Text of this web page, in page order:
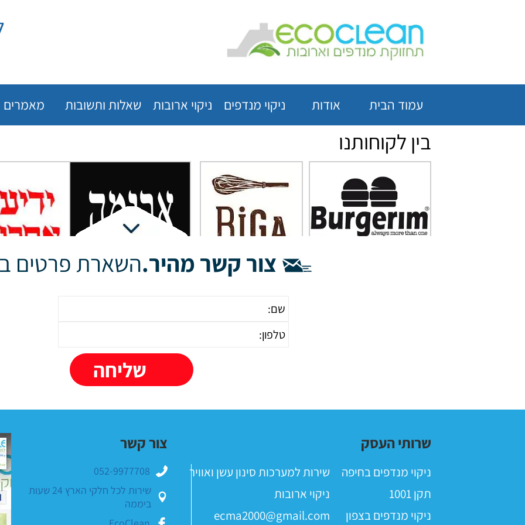
עמוד הבית אודות ניקוי מנדפים ניקוי ארובות שאלות ותשובות מאמרים
בין לקוחותנו
צור קשר מהיר.השארת פרטים
שרותי העסק
ניקוי מנדפים בחיפה
תקן 1001
ניקוי מנדפים בצפון
שירות למערכות סינון עשן ואוויר
ניקוי ארובות
ecma2000@gmail.com
צור קשר
052-9977708
שירות לכל חלקי הארץ 24 שעות
ביממה